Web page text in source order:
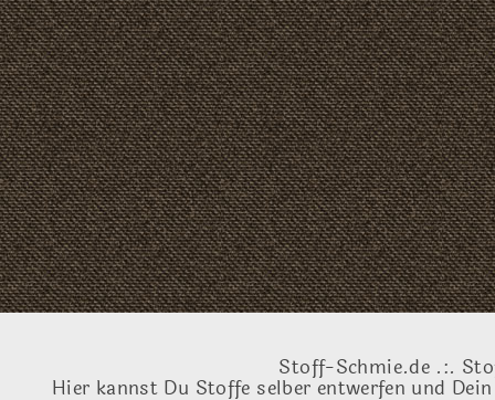
Stoff-Schmie.de .:.
Hier kannst Du Stoffe selber entwerfen und